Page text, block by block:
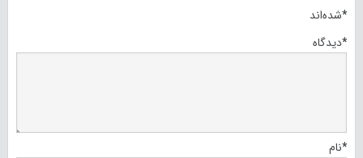
شده‌اند*
دیدگاه*
نام*